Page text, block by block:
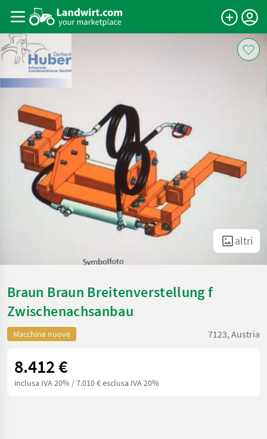
altri
Braun Braun Breitenverstellung f
Zwischenachsanbau
Macchine nuove 7123, Austria
8.412 €
inclusa IVA 20% / 7.010 € esclusa IVA 20%